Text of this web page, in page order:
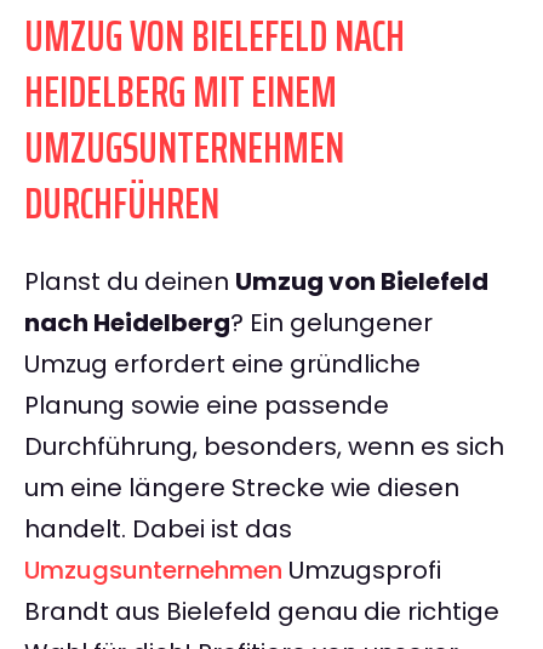
UMZUG VON BIELEFELD NACH
HEIDELBERG MIT EINEM
UMZUGSUNTERNEHMEN
DURCHFÜHREN
Planst du deinen Umzug von Bielefeld
nach Heidelberg? Ein gelungener
Umzug erfordert eine gründliche
Planung sowie eine passende
Durchführung, besonders, wenn es sich
um eine längere Strecke wie diesen
handelt. Dabei ist das
Umzugsunternehmen Umzugsprofi
Brandt aus Bielefeld genau die richtige